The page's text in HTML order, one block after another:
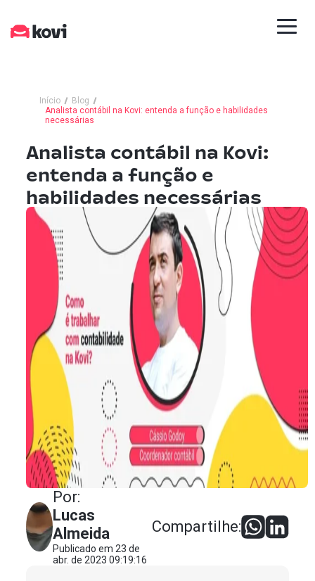
Início
Blog
Analista contábil na Kovi: entenda a função e habilidades
necessárias
Analista contábil na Kovi:
entenda a função e
habilidades necessárias
Por:
Lucas
Almeida
Publicado em 23 de
abr. de 2023 09:19:16
Compartilhe: